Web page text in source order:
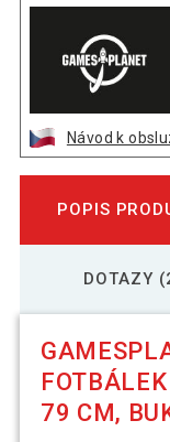
Návod k
POPIS
DOTAZY
79 CM,